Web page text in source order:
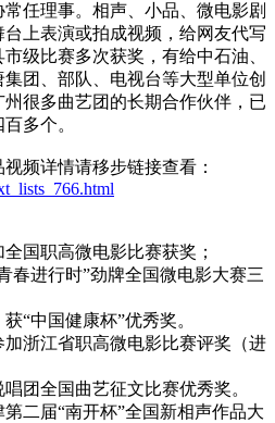
任理事。相声、小品、微电影剧
上表演或拍成视频，给网友代写
级比赛多次获奖，有给中石油、
团、部队、电视台等大型单位创
很多曲艺团的长期合作伙伴，已
多个。
频详情请移步链接查看：
国职高微电影比赛获奖；
春进行时”劲牌全国微电影大赛三
“中国健康杯”优秀奖。
浙江省职高微电影比赛评奖（进
团全国曲艺征文比赛优秀奖。
二届“南开杯”全国新相声作品大